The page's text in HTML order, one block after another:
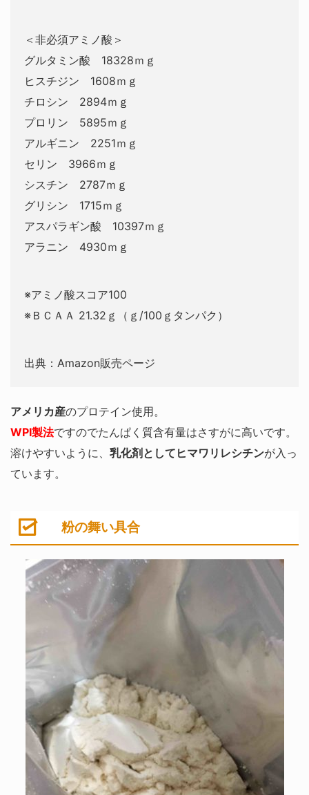
＜非必須アミノ酸＞
グルタミン酸 18328ｍｇ
ヒスチジン 1608ｍｇ
チロシン 2894ｍｇ
プロリン 5895ｍｇ
アルギニン 2251ｍｇ
セリン 3966ｍｇ
シスチン 2787ｍｇ
グリシン 1715ｍｇ
アスパラギン酸 10397ｍｇ
アラニン 4930ｍｇ
※アミノ酸スコア100
※ＢＣＡＡ 21.32ｇ（ｇ/100ｇタンパク）
出典：Amazon販売ページ
アメリカ産のプロテイン使用。
WPI製法ですのでたんぱく質含有量はさすがに高いです。
溶けやすいように、 乳化剤としてヒマワリレシチンが入っ
ています。
粉の舞い具合